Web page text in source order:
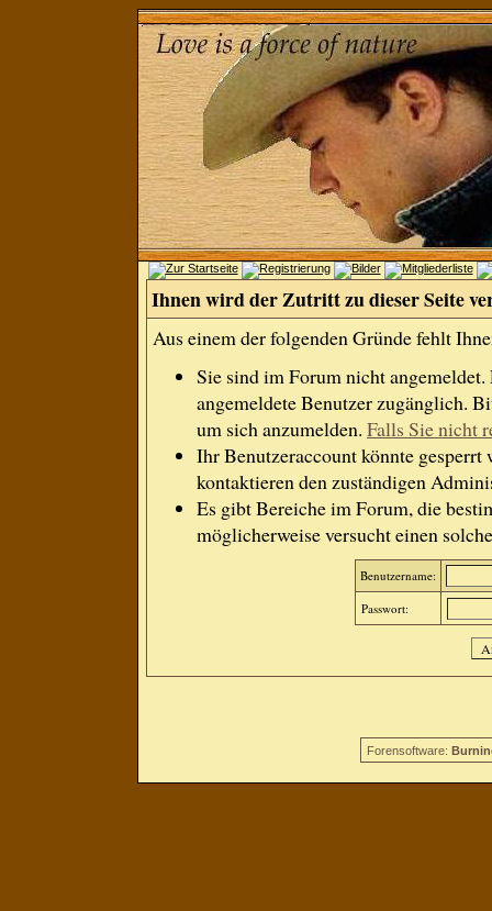
Ihnen wird der Zutritt zu dieser Seite
Aus einem der folgenden Gründe fehlt
Sie sind im Forum nicht
angemeldete Benutzer zugänglich.
um sich anzumelden. Falls Sie nicht
Ihr Benutzeraccount könnte gesperrt
kontaktieren den zuständigen
Es gibt Bereiche im Forum, die
möglicherweise versucht einen
Benutzername:
Passwort:
Forensoftware: